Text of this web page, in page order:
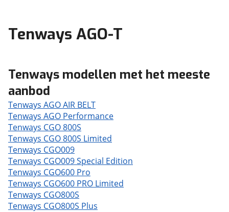
Tenways AGO-T
Tenways modellen met het meeste
aanbod
Tenways AGO AIR BELT
Tenways AGO Performance
Tenways CGO 800S
Tenways CGO 800S Limited
Tenways CGO009
Tenways CGO009 Special Edition
Tenways CGO600 Pro
Tenways CGO600 PRO Limited
Tenways CGO800S
Tenways CGO800S Plus